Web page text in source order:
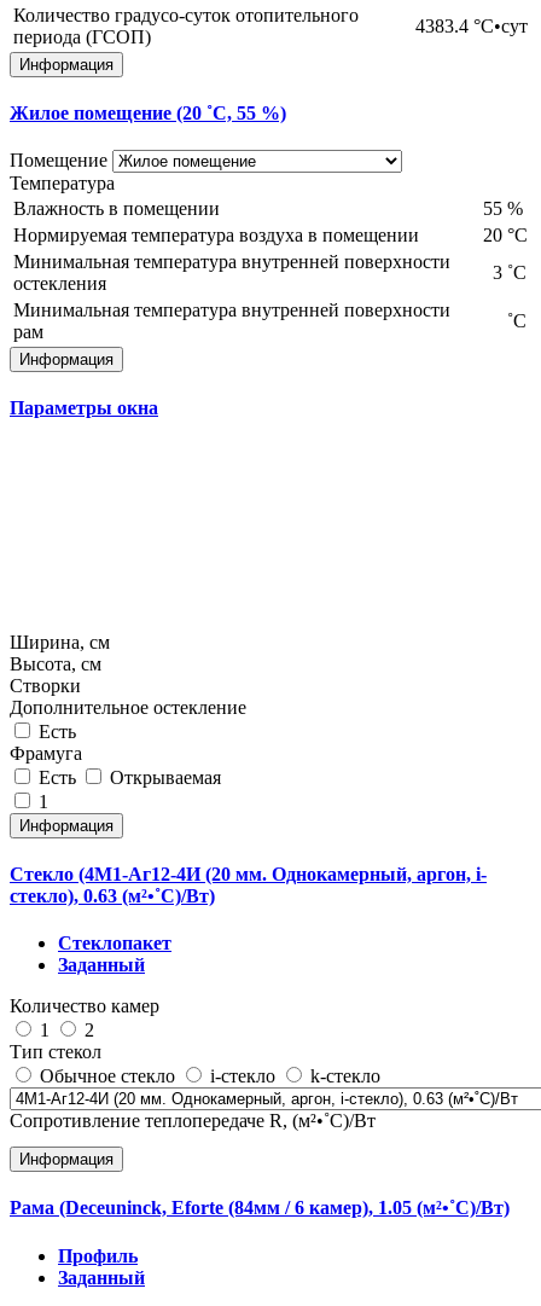
Количество градусо-суток отопительного
периода (ГСОП)
4383.4 °С•сут
Информация
Жилое помещение (20 ˚С, 55 %)
Помещение
Температура
Влажность в помещении
55 %
Нормируемая температура воздуха в помещении
20 °С
Минимальная температура внутренней поверхности
остекления
3 ˚С
Минимальная температура внутренней поверхности
рам
˚С
Информация
Параметры окна
Ширина, см
Высота, см
Створки
Дополнительное остекление
Есть
Фрамуга
Есть
Открываемая
1
Информация
Стекло (4М1-Аг12-4И (20 мм. Однокамерный, аргон, i-
стекло), 0.63 (м²•˚С)/Вт)
Стеклопакет
Заданный
Количество камер
1
2
Тип стекол
Обычное стекло
i-стекло k-стекло
Сопротивление теплопередаче R, (м²•˚С)/Вт
Информация
Рама (Deceuninck, Eforte (84мм / 6 камер), 1.05 (м²•˚С)/Вт)
Профиль
Заданный